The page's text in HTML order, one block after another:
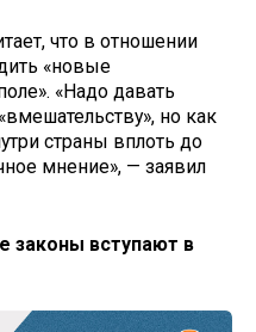
что в отношении
«новые
«Надо давать
но как
страны вплоть до
мнение», — заявил
законы вступают в